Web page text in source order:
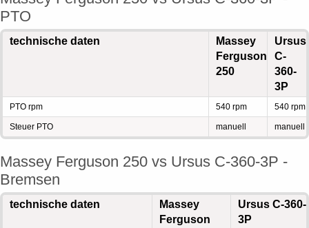
PTO
technische daten
Massey
Ferguson
250
Ursus
C-
360-
3P
PTO rpm 540 rpm 540 rpm
Steuer PTO manuell manuell
Massey Ferguson 250 vs Ursus C-360-3P -
Bremsen
technische daten
Massey
Ferguson
Ursus C-360-
3P